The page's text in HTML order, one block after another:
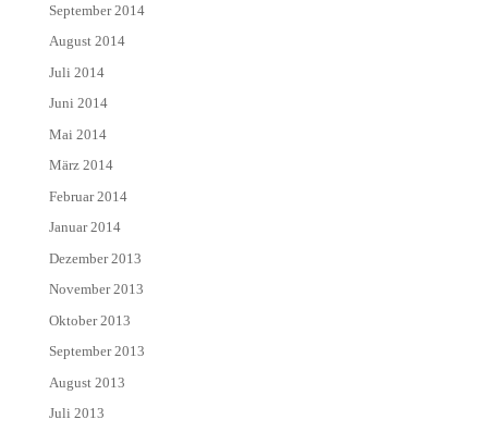
September 2014
August 2014
Juli 2014
Juni 2014
Mai 2014
März 2014
Februar 2014
Januar 2014
Dezember 2013
November 2013
Oktober 2013
September 2013
August 2013
Juli 2013